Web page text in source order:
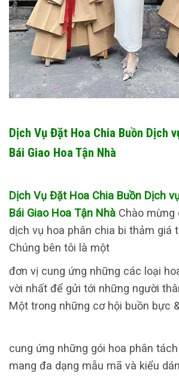
Dịch Vụ Đặt Hoa Chia Buồn Dịch
Bái Giao Hoa Tận Nhà
Dịch Vụ Đặt Hoa Chia Buồn Dịch
Bái Giao Hoa Tận Nhà Chào mừng
dịch vụ hoa phân chia bi thảm giá
Chúng bên tôi là một
đơn vị cung ứng những các loại
vời nhất để gửi tới những người
Một trong những cơ hội buồn bực
cung ứng những gói hoa phân
mang đa dạng mẫu mã và kiểu